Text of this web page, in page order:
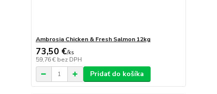
Ambrosia Chicken & Fresh Salmon 12kg
73,50 €/ks
59,76 € bez DPH
Pridať do košíka